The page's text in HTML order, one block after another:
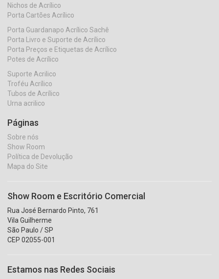
Nichos de Acrílico
Porta Cartões Acrílico
Porta Guardanapo Acrílico Sachê
Porta Livro e Suporte de Acrílico
Porta Preços e Etiquetas de Acrílico
Potes de Acrílico
Suporte Acrilico
Troféu Acrílico
Tubos de Acrílico
Urna acrilico
Páginas
Sobre nós
Show Room
Política de Devolução
Mapa do Site
Show Room e Escritório Comercial
Rua José Bernardo Pinto, 761
Vila Guilherme
São Paulo / SP
CEP 02055-001
Estamos nas Redes Sociais